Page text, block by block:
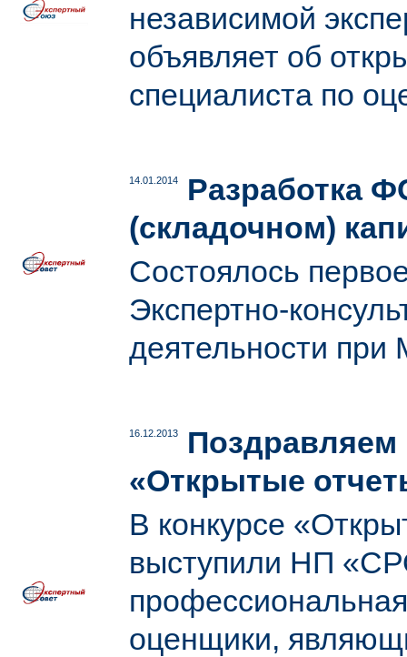
независимой
объявляет об
специалиста по
14.01.2014
Разработка
(складочном)
Состоялось
Экспертно-
деятельности
16.12.2013
Поздравляем
«Открытые
В конкурсе
выступили НП
оценщики,